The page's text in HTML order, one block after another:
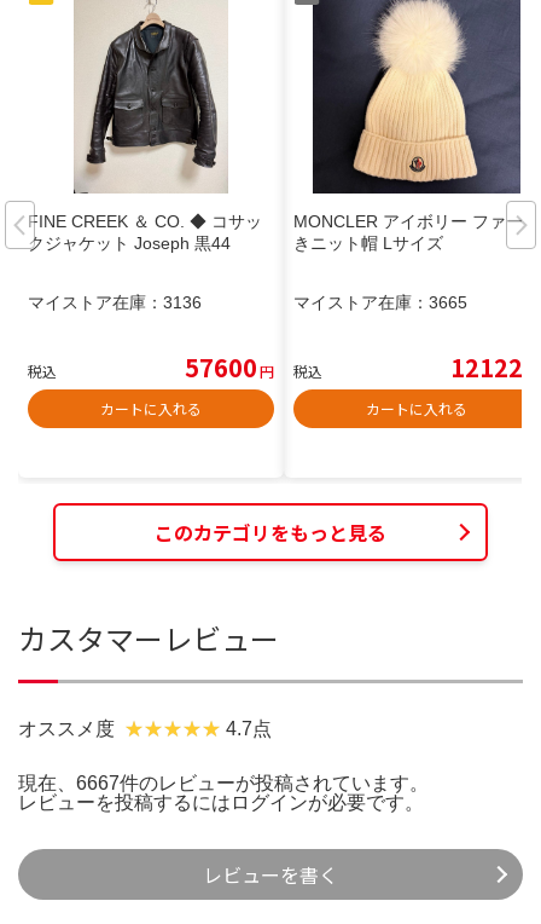
FINE CREEK ＆ CO. ◆ コサッ
クジャケット Joseph 黒44
マイストア在庫： 3136
税込 57600円
カートに入れる
MONCLER アイボリー ファー付
きニット帽 Lサイズ
マイストア在庫： 3665
税込 12122
カートに入れる
このカテゴリをもっと見る
カスタマーレビュー
オススメ度 4.7点
現在、6667件のレビューが投稿されています。
レビューを投稿するには ログインが必要です。
レビューを書く